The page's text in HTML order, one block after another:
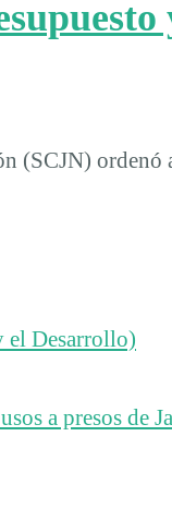
(SCJN) ordenó
el Desarrollo)